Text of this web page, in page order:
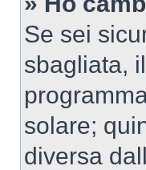
Se sei
sbagliata,
solare;
diversa